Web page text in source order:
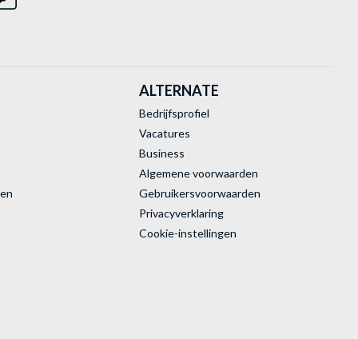
ALTERNATE
Bedrijfsprofiel
Vacatures
Business
Algemene voorwaarden
Gebruikersvoorwaarden
Privacyverklaring
Cookie-instellingen